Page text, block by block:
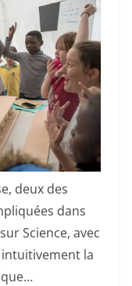
deux des
dans
Science, avec
la